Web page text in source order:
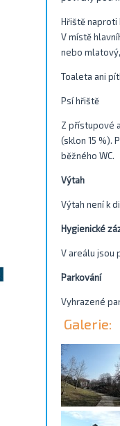
Hřiště naproti
V místě
nebo
Toaleta ani
Psí hřiště
Z přístupové
(sklon 15 %).
běžného WC.
Výtah
Výtah není k
Hygienické
V areálu jsou
Parkování
Vyhrazené
Galerie: